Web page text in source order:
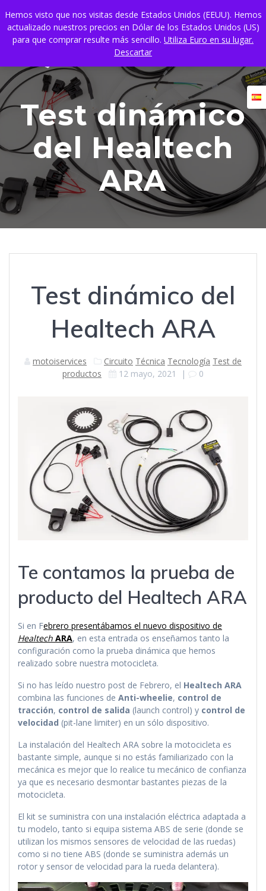
to
content
Test dinámico
del Healtech
ARA
Test dinámico del
Healtech ARA
motoiservices Circuito Técnica Tecnología Test de
productos
12 mayo, 2021 | 0
Te contamos la prueba de
producto del Healtech ARA
Si en Febrero presentábamos el nuevo dispositivo de
Healtech ARA, en esta entrada os enseñamos tanto la
configuración como la prueba dinámica que hemos
realizado sobre nuestra motocicleta.
Si no has leído nuestro post de Febrero, el Healtech ARA
combina las funciones de Anti-wheelie, control de
tracción, control de salida (launch control) y control de
velocidad (pit-lane limiter) en un sólo dispositivo.
La instalación del Healtech ARA sobre la motocicleta es
bastante simple, aunque si no estás familiarizado con la
mecánica es mejor que lo realice tu mecánico de confianza
ya que es necesario desmontar bastantes piezas de la
motocicleta.
El kit se suministra con una instalación eléctrica adaptada a
tu modelo, tanto si equipa sistema ABS de serie (donde se
utilizan los mismos sensores de velocidad de las ruedas)
como si no tiene ABS (donde se suministra además un
rotor y sensor de velocidad para la rueda delantera).
Hemos visto que nos visitas desde Estados Unidos (EEUU). Hemos
actualizado nuestros precios en Dólar de los Estados Unidos (US)
para que comprar resulte más sencillo. Utiliza Euro en su lugar.
Descartar